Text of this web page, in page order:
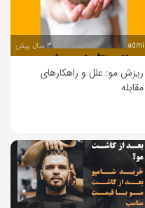
3 سال پیش
ریزش مو: علل و راهکارهای
مقابله